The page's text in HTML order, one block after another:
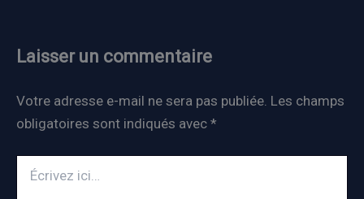
Laisser un commentaire
Votre adresse e-mail ne sera pas publiée. Les champs
obligatoires sont indiqués avec *
ici…